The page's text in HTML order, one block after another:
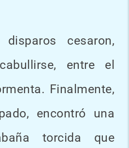
cesaron,
entre el
Finalmente,
encontró una
torcida que